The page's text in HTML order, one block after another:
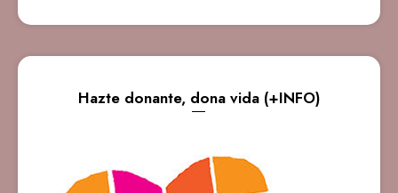
Hazte donante, dona vida (+INFO)